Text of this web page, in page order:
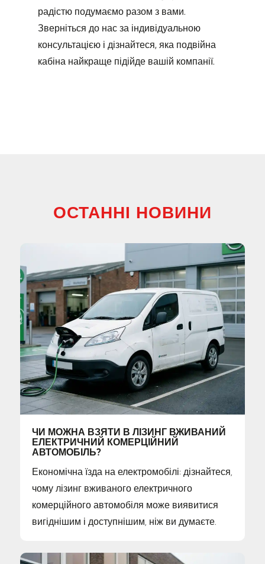
радістю подумаємо разом з вами.
Зверніться до нас за індивідуальною
консультацією і дізнайтеся, яка подвійна
кабіна найкраще підійде вашій компанії.
ОСТАННІ НОВИНИ
ЧИ МОЖНА ВЗЯТИ В ЛІЗИНГ ВЖИВАНИЙ
ЕЛЕКТРИЧНИЙ КОМЕРЦІЙНИЙ
АВТОМОБІЛЬ?
Економічна їзда на електромобілі: дізнайтеся,
чому лізинг вживаного електричного
комерційного автомобіля може виявитися
вигіднішим і доступнішим, ніж ви думаєте.